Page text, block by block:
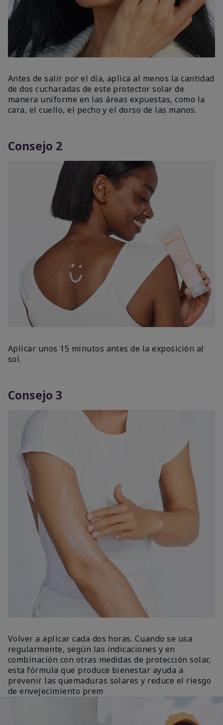
Antes de salir por el día, aplica al menos la cantidad
de dos cucharadas de este protector solar de
manera uniforme en las áreas expuestas, como la
cara, el cuello, el pecho y el dorso de las manos.
Consejo 2
Aplicar unos 15 minutos antes de la exposición al
sol.
Consejo 3
Volver a aplicar cada dos horas. Cuando se usa
regularmente, según las indicaciones y en
combinación con otras medidas de protección solar,
esta fórmula que produce bienestar ayuda a
prevenir las quemaduras solares y reduce el riesgo
de envejecimiento prem